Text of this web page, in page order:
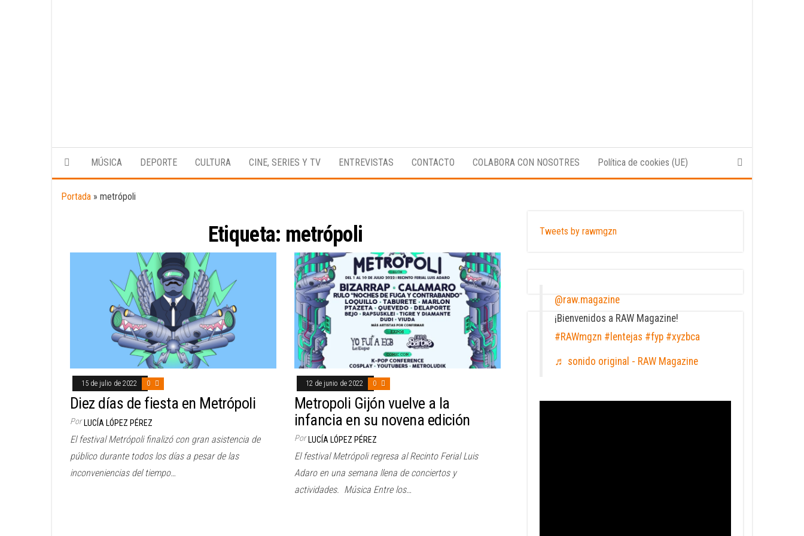
Magazine
digital
enfocado
cultura,
MÚSICA DEPORTE CULTURA CINE, SERIES Y TV ENTREVISTAS CONTACTO COLABORA CON NOSOTRES Política de cookies (UE)
Portada » metrópoli
Etiqueta: metrópoli
15 de julio de 2022 0
Diez días de fiesta en Metrópoli
Por LUCÍA LÓPEZ PÉREZ
El festival Metrópoli finalizó con gran asistencia de
público durante todos los días a pesar de las
inconveniencias del tiempo…
12 de junio de 2022 0
Metropoli Gijón vuelve a la
infancia en su novena edición
Por LUCÍA LÓPEZ PÉREZ
El festival Metrópoli regresa al Recinto Ferial Luis
Adaro en una semana llena de conciertos y
actividades. Música Entre los…
Tweets by rawmgzn
@raw.magazine
¡Bienvenidos a RAW Magazine!
#RAWmgzn #lentejas #fyp #xyzbca
♬ sonido original - RAW Magazine